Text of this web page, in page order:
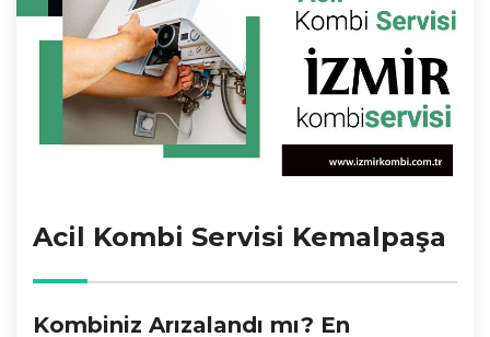
Acil Kombi Servisi Kemalpaşa
Kombiniz Arızalandı mı? En